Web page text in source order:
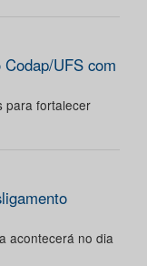
UFS com
para fortalecer
acontecerá no dia